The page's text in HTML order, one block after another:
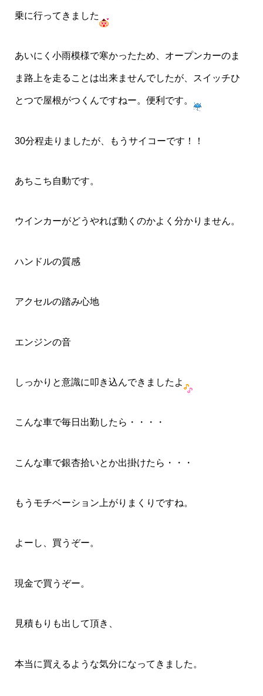
乗に行ってきました
あいにく小雨模様で寒かったため、オープンカーのま
ま路上を走ることは出来ませんでしたが、スイッチひ
とつで屋根がつくんですねー。便利です。
30分程走りましたが、もうサイコーです！！
あちこち自動です。
ウインカーがどうやれば動くのかよく分かりません。
ハンドルの質感
アクセルの踏み心地
エンジンの音
しっかりと意識に叩き込んできましたよ
こんな車で毎日出勤したら・・・・
こんな車で銀杏拾いとか出掛けたら・・・
もうモチベーション上がりまくりですね。
よーし、買うぞー。
現金で買うぞー。
見積もりも出して頂き、
本当に買えるような気分になってきました。